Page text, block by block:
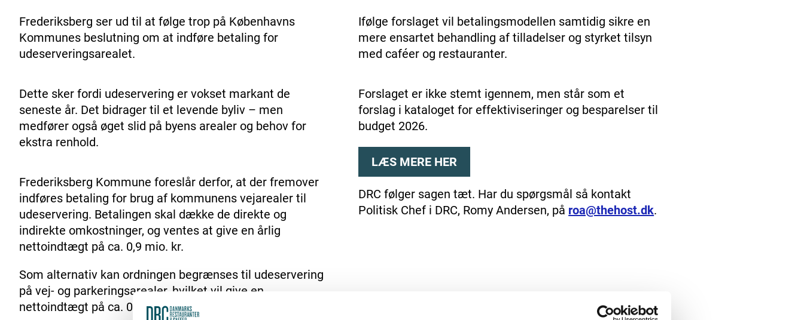
Frederiksberg ser ud til at følge trop på Københavns
Kommunes beslutning om at indføre betaling for
udeserveringsarealet.
Dette sker fordi udeservering er vokset markant de
seneste år. Det bidrager til et levende byliv – men
medfører også øget slid på byens arealer og behov for
ekstra renhold.
Frederiksberg Kommune foreslår derfor, at der fremover
indføres betaling for brug af kommunens vejarealer til
udeservering. Betalingen skal dække de direkte og
indirekte omkostninger, og ventes at give en årlig
nettoindtægt på ca. 0,9 mio. kr.
Som alternativ kan ordningen begrænses til udeservering
på vej- og parkeringsarealer, hvilket vil give en
nettoindtægt på ca. 0,3 mio. kr.
Ifølge forslaget vil betalingsmodellen samtidig sikre en
mere ensartet behandling af tilladelser og styrket tilsyn
med caféer og restauranter.
Forslaget er ikke stemt igennem, men står som et
forslag i kataloget for effektiviseringer og besparelser til
budget 2026.
LÆS MERE HER
DRC følger sagen tæt. Har du spørgsmål så kontakt
Politisk Chef i DRC, Romy Andersen, på roa@thehost.dk.